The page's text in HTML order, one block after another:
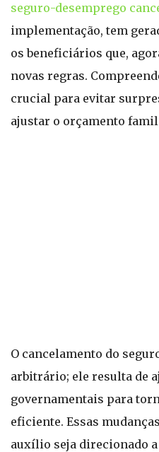
seguro-desemprego
implementação, tem
os beneficiários que,
novas regras.
crucial para evitar
ajustar o orçamento
O cancelamento do
arbitrário; ele resulta de
governamentais para
eficiente. Essas
auxílio seja direcionado